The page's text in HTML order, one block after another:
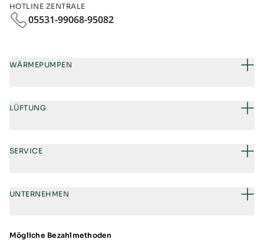
HOTLINE ZENTRALE
05531-99068-95082
WÄRMEPUMPEN
LÜFTUNG
SERVICE
UNTERNEHMEN
Mögliche Bezahlmethoden